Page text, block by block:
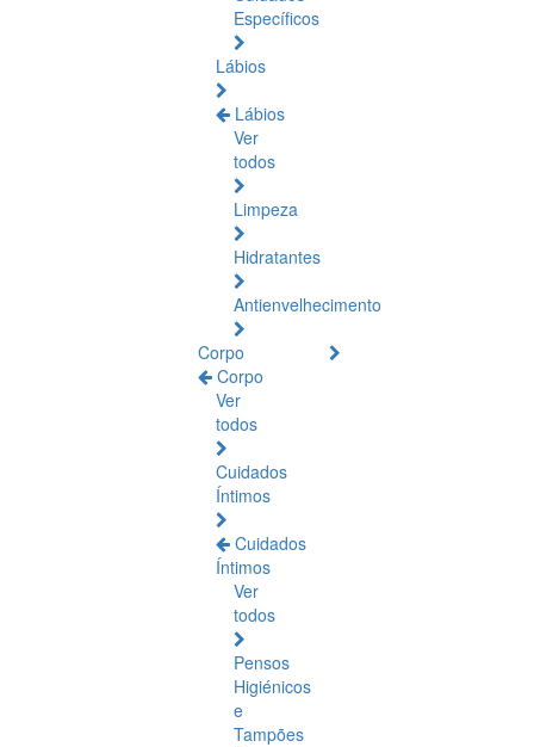
Específicos
Lábios
Lábios
Ver
todos
Limpeza
Hidratantes
Antienvelhecimento
Corpo
Corpo
Ver
todos
Cuidados
Íntimos
Cuidados
Íntimos
Ver
todos
Pensos
Higiénicos
e
Tampões